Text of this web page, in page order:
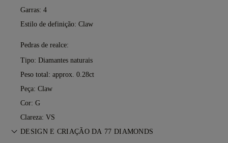
Garras: 4
Estilo de definição: Claw
Pedras de realce:
Tipo: Diamantes naturais
Peso total: approx. 0.28ct
Peça: Claw
Cor: G
Clareza: VS
DESIGN E CRIAÇÃO DA 77 DIAMONDS